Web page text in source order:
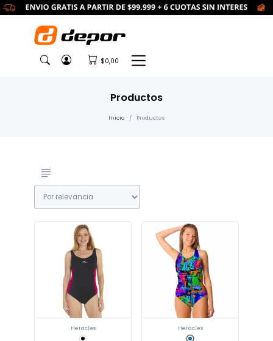
$0,00
Productos
Inicio Productos
Heracles Heracles